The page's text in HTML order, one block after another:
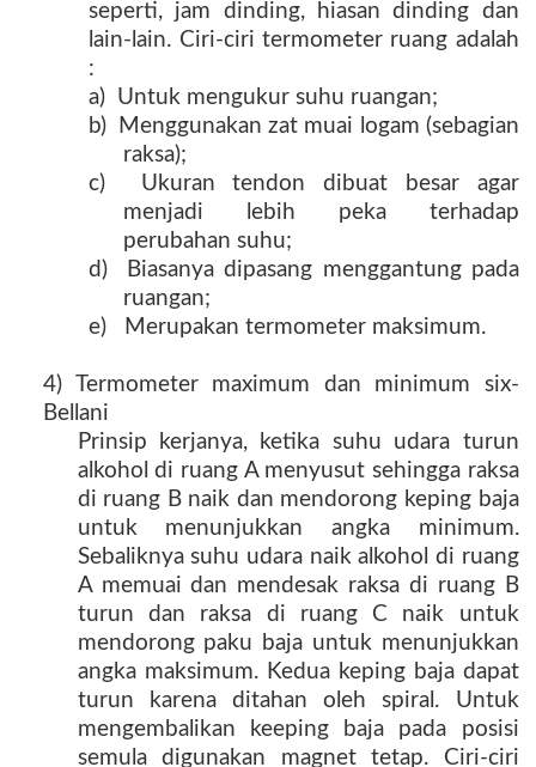
seperti, jam dinding, hiasan dinding dan
lain-lain. Ciri-ciri termometer ruang adalah
:
a) Untuk mengukur suhu ruangan;
b) Menggunakan zat muai logam (sebagian
raksa);
c) Ukuran tendon dibuat besar agar
menjadi lebih peka terhadap
perubahan suhu;
d) Biasanya dipasang menggantung pada
ruangan;
e) Merupakan termometer maksimum.
4) Termometer maximum dan minimum six-
Bellani
Prinsip kerjanya, ketika suhu udara turun
alkohol di ruang A menyusut sehingga raksa
di ruang B naik dan mendorong keping baja
untuk menunjukkan angka minimum.
Sebaliknya suhu udara naik alkohol di ruang
A memuai dan mendesak raksa di ruang B
turun dan raksa di ruang C naik untuk
mendorong paku baja untuk menunjukkan
angka maksimum. Kedua keping baja dapat
turun karena ditahan oleh spiral. Untuk
mengembalikan keeping baja pada posisi
semula digunakan magnet tetap. Ciri-ciri